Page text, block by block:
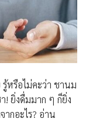
หรือไม่คะว่า ชานม
! ยิ่งดื่มมาก ๆ ก็ยิ่ง
ากอะไร? อ่าน